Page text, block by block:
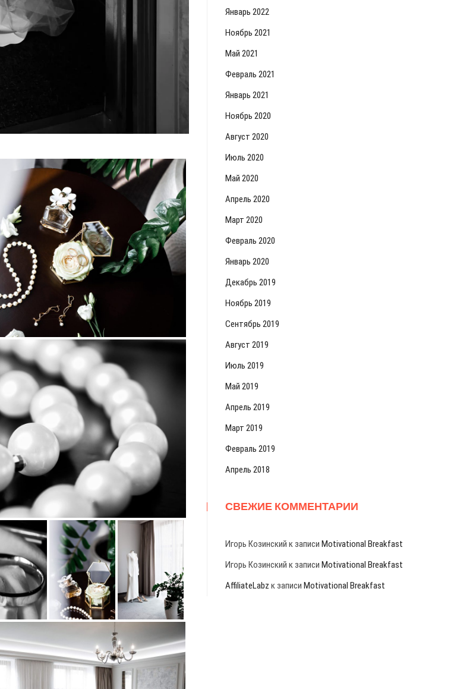
Январь 2022
Ноябрь 2021
Май 2021
Февраль 2021
Январь 2021
Ноябрь 2020
Август 2020
Июль 2020
Май 2020
Апрель 2020
Март 2020
Февраль 2020
Январь 2020
Декабрь 2019
Ноябрь 2019
Сентябрь 2019
Август 2019
Июль 2019
Май 2019
Апрель 2019
Март 2019
Февраль 2019
Апрель 2018
СВЕЖИЕ КОММЕНТАРИИ
Игорь Козинский к записи Motivational Breakfast
Игорь Козинский к записи Motivational Breakfast
AffiliateLabz к записи Motivational Breakfast